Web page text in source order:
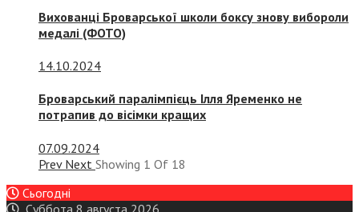
Вихованці Броварської школи боксу знову вибороли
медалі (ФОТО)
14.10.2024
Броварський паралімпієць Ілля Яременко не
потрапив до вісімки кращих
07.09.2024
Prev Next Showing 1 Of 18
Сьогодні
Суббота 8 августа 2026